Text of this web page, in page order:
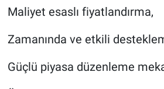
Maliyet esaslı fiyatlandırma,
Zamanında ve etkili
Güçlü piyasa düzenleme